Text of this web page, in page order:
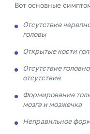
Вот основные
Отсутствие
головы
Открытые кости
Отсутствие
отсутствие
Формирование
мозга и мозжечка
Неправильное